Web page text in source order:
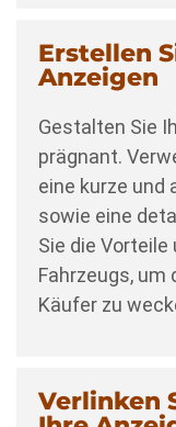
Erstellen
Anzeigen
Gestalten Sie
prägnant.
eine kurze
sowie eine
Sie die
Fahrzeugs,
Käufer zu
Verlinken